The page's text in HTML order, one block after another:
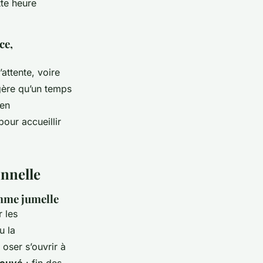
heure
voire
qu’un temps
accueillir
jumelle
les
la
s’ouvrir à